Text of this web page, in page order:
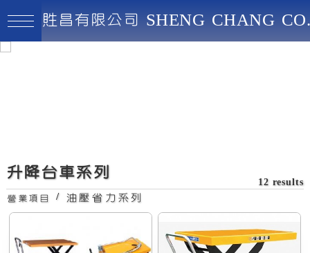
升降台車系列
12 results
營業項目 / 油壓省力系列
貹昌有限公司 SHENG CHANG